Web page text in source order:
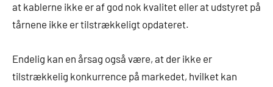
at kablerne ikke er af god nok kvalitet eller at udstyret på
tårnene ikke er tilstrækkeligt opdateret.
Endelig kan en årsag også være, at der ikke er
tilstrækkelig konkurrence på markedet, hvilket kan